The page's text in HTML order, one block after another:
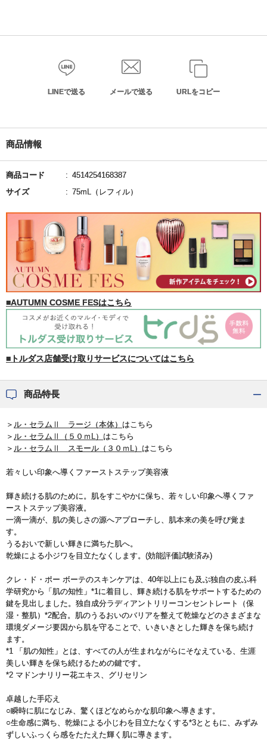
LINEで送る メールで送る URLをコピー
商品情報
商品コード
4514254168387
サイズ
75mL（レフィル）
■AUTUMN COSME FESはこちら
■トルダス店舗受け取りサービスについてはこちら
商品特長
＞ ル・セラムⅡ ラージ（本体） はこちら
＞ ル・セラムⅡ（５０ｍL） はこちら
＞ ル・セラムⅡ スモール（３０ｍL） はこちら
若々しい印象へ導くファーストステップ美容液
輝き続ける肌のために。肌をすこやかに保ち、若々しい印象へ導くファ
ーストステップ美容液。
一滴一滴が、肌の美しさの源へアプローチし、肌本来の美を呼び覚ま
す。
うるおいで新しい輝きに満ちた肌へ。
乾燥による小ジワを目立たなくします。(効能評価試験済み)
クレ・ド・ポー ボーテのスキンケアは、40年以上にも及ぶ独自の皮ふ科
学研究から「肌の知性」*1に着目し、輝き続ける肌をサポートするための
鍵を見出しました。独自成分ラディアントリリーコンセントレート（保
湿・整肌）*2配合。肌のうるおいのバリアを整えて乾燥などのさまざまな
環境ダメージ要因から肌を守ることで、いきいきとした輝きを保ち続け
ます。
*1 「肌の知性」とは、すべての人が生まれながらにそなえている、生涯
美しい輝きを保ち続けるための鍵です。
*2 マドンナリリー花エキス、グリセリン
卓越した手応え
○瞬時に肌になじみ、驚くほどなめらかな肌印象へ導きます。
○生命感に満ち、乾燥による小じわを目立たなくする*3とともに、みずみ
ずしいふっくら感をたたえた輝く肌に導きます。